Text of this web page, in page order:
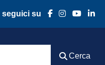
seguici su
Cerca